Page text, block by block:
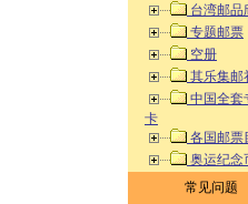
台湾邮品
专题邮票
空册
其乐集邮
中国全套
卡
各国邮票
奥运纪念
常见问题